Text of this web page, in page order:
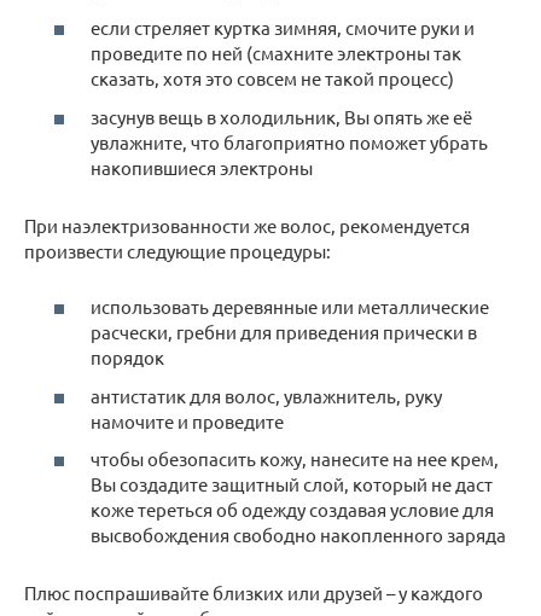
если стреляет куртка зимняя, смочите руки и
проведите по ней (смахните электроны так
сказать, хотя это совсем не такой процесс)
засунув вещь в холодильник, Вы опять же её
увлажните, что благоприятно поможет убрать
накопившиеся электроны
При наэлектризованности же волос, рекомендуется
произвести следующие процедуры:
использовать деревянные или металлические
расчески, гребни для приведения прически в
порядок
антистатик для волос, увлажнитель, руку
намочите и проведите
чтобы обезопасить кожу, нанесите на нее крем,
Вы создадите защитный слой, который не даст
коже тереться об одежду создавая условие для
высвобождения свободно накопленного заряда
Плюс поспрашивайте близких или друзей – у каждого